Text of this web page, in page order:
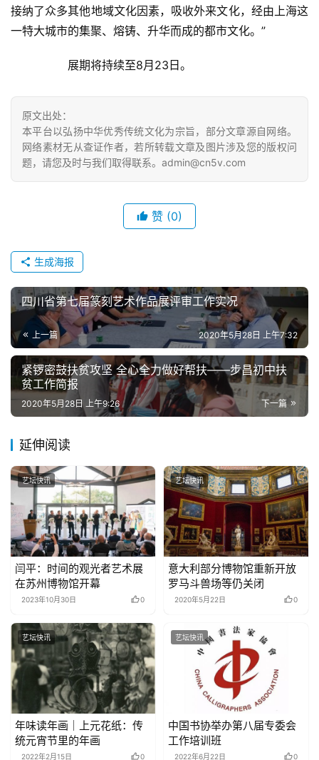
法
砚
边
夜
库
容
寫
錯
用
錯
的
體
一
百
例
接纳了众多其他地域文化因素，吸收外来文化，经由上海这
一特大城市的集聚、熔铸、升华而成的都市文化。”
  	展期将持续至8月23日。
原文出处：
本平台以弘扬中华优秀传统文化为宗旨，部分文章源自网络。
网络素材无从查证作者，若所转载文章及图片涉及您的版权问
题，请您及时与我们取得联系。admin@cn5v.com
赞 (0)
生成海报
四川省第七届篆刻艺术作品展评审工作实况
上一篇 2020年5月28日 上午7:32
紧锣密鼓扶贫攻坚 全心全力做好帮扶——步昌初中扶
贫工作简报
下一篇
2020年5月28日 上午9:26
延伸阅读
艺坛快讯
闫平：时间的观光者艺术展
在苏州博物馆开幕
2023年10月30日 0
艺坛快讯
意大利部分博物馆重新开放
罗马斗兽场等仍关闭
2020年5月22日 0
艺坛快讯
年味读年画｜上元花纸：传
统元宵节里的年画
2022年2月15日 0
艺坛快讯
中国书协举办第八届专委会
工作培训班
2022年6月22日 0